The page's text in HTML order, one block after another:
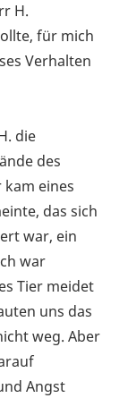
H.
für mich
Verhalten
die
des
eines
das sich
war, ein
war
Tier meidet
uns das
weg. Aber
Angst